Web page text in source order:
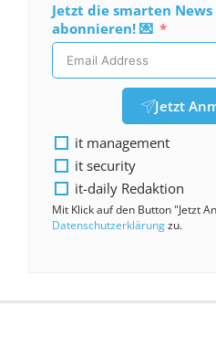
Jetzt die smarten
abonnieren! 💌
Jetzt
it management
it security
it-daily Redaktion
Mit Klick auf den Button "Jetzt
Datenschutzerklärungzu.